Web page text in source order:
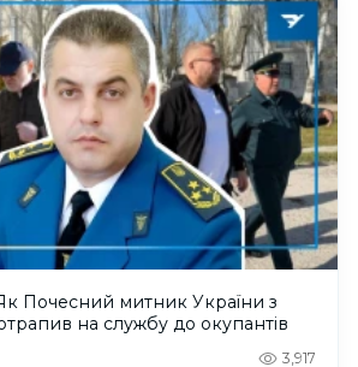
Почесний митник України з
на службу до окупантів
3,917